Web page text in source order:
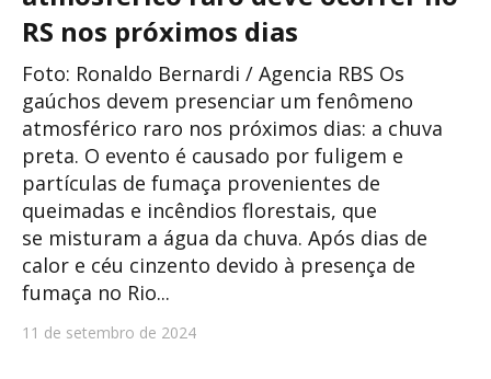
RS nos próximos dias
Foto: Ronaldo Bernardi / Agencia RBS Os
gaúchos devem presenciar um fenômeno
atmosférico raro nos próximos dias: a chuva
preta. O evento é causado por fuligem e
partículas de fumaça provenientes de
queimadas e incêndios florestais, que
se misturam a água da chuva. Após dias de
calor e céu cinzento devido à presença de
fumaça no Rio...
11 de setembro de 2024